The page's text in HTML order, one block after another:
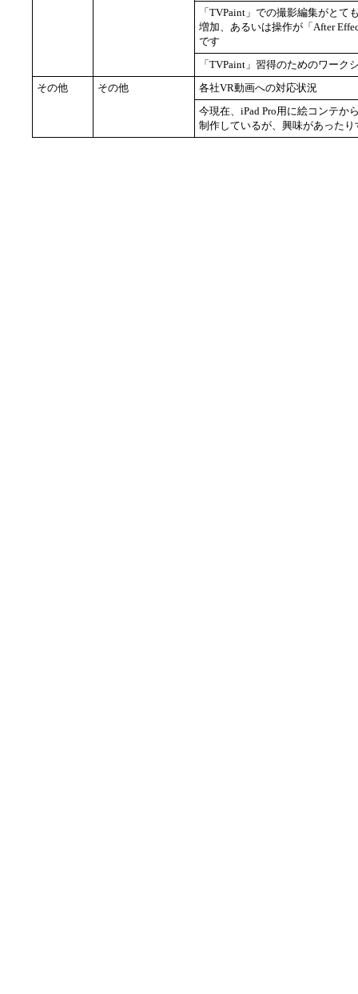
「TVPaint」での撮影編集がと
増加、あるいは操作が「After
です
「TVPaint」習得のためのワー
その他
その他
各社VR動画への対応状況
今現在、iPad Pro用に絵コンテか
制作しているが、興味があった